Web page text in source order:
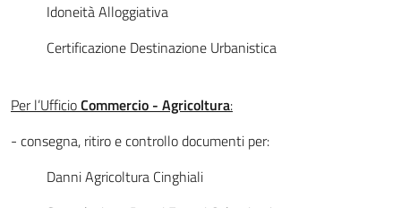
Idoneità Alloggiativa
Certificazione Destinazione Urbanistica
Per l’UfficioCommercio - Agricoltura:
- consegna, ritiro e controllo documenti per:
Danni Agricoltura Cinghiali